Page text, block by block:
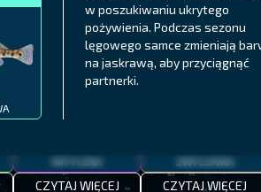
w poszukiwaniu ukrytego
pożywienia. Podczas sezonu
lęgowego samce zmieniają
na jaskrawą, aby przyciągnąć
partnerki.
PÓŁNOCNE FIORDY
LING
MITYCZNA
CZYTAJ WIĘCEJ
WYSPY GALAPAGOS
BODIAN
MEKSYKAŃSKI
ZWYCZAJNA
CZYTAJ WIĘCEJ